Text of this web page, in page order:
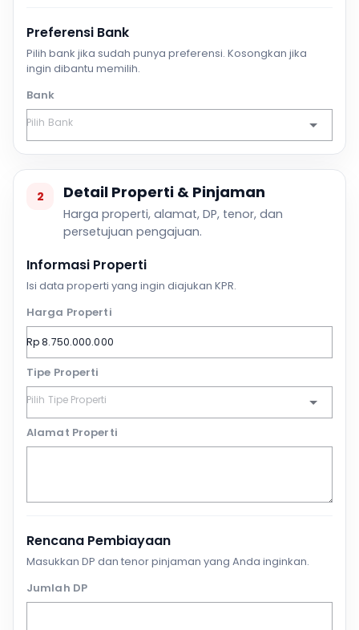
Preferensi Bank
Pilih bank jika sudah punya preferensi. Kosongkan jika
ingin dibantu memilih.
Bank
2 Detail Properti & Pinjaman
Harga properti, alamat, DP, tenor, dan
persetujuan pengajuan.
Informasi Properti
Isi data properti yang ingin diajukan KPR.
Harga Properti
Tipe Properti
Alamat Properti
Rencana Pembiayaan
Masukkan DP dan tenor pinjaman yang Anda inginkan.
Jumlah DP